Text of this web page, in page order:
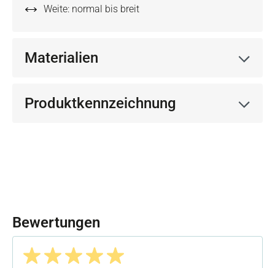
Weite: normal bis breit
Materialien
Produktkennzeichnung
Bewertungen